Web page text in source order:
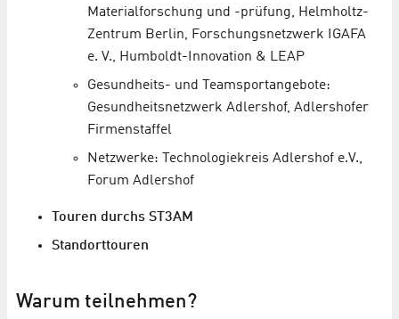
Materialforschung und -prüfung, Helmholtz-
Zentrum Berlin, Forschungsnetzwerk IGAFA
e. V., Humboldt-Innovation & LEAP
Gesundheits- und Teamsportangebote:
Gesundheitsnetzwerk Adlershof, Adlershofer
Firmenstaffel
Netzwerke: Technologiekreis Adlershof e.V.,
Forum Adlershof
Touren durchs ST3AM
Standorttouren
Warum teilnehmen?